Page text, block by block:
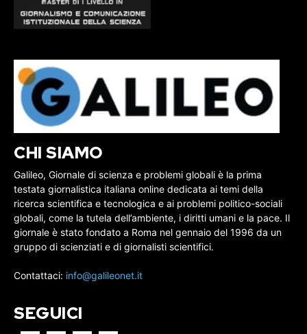
CHI SIAMO
Galileo, Giornale di scienza e problemi globali è la prima
testata giornalistica italiana online dedicata ai temi della
ricerca scientifica e tecnologica e ai problemi politico-sociali
globali, come la tutela dell’ambiente, i diritti umani e la pace. Il
giornale è stato fondato a Roma nel gennaio del 1996 da un
gruppo di scienziati e di giornalisti scientifici.
Contattaci: info@galileonet.it
SEGUICI